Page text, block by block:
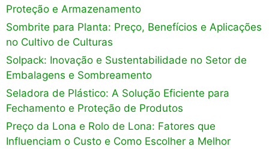
Proteção e Armazenamento
Sombrite para Planta: Preço, Benefícios e Aplicações
no Cultivo de Culturas
Solpack: Inovação e Sustentabilidade no Setor de
Embalagens e Sombreamento
Seladora de Plástico: A Solução Eficiente para
Fechamento e Proteção de Produtos
Preço da Lona e Rolo de Lona: Fatores que
Influenciam o Custo e Como Escolher a Melhor